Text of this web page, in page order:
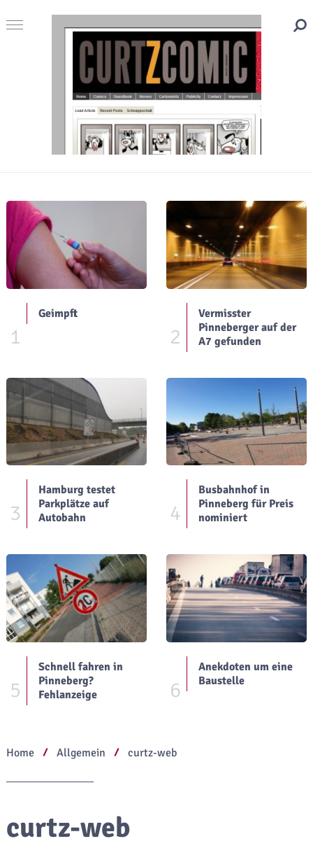
1
Geimpft
2
Vermisster
Pinneberger auf der
A7 gefunden
3
Hamburg testet
Parkplätze auf
Autobahn
4
Busbahnhof in
Pinneberg für Preis
nominiert
5
Schnell fahren in
Pinneberg?
Fehlanzeige
6
Anekdoten um eine
Baustelle
Home Allgemein curtz-web
curtz-web